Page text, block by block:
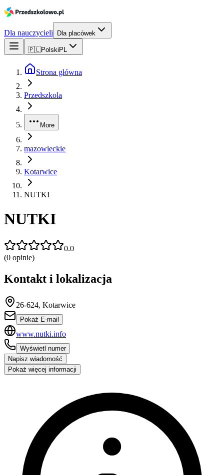
Dla nauczycieli Dla placówek
🇵🇱Polski PL
Strona główna
Przedszkola
More
mazowieckie
Kotarwice
NUTKI
NUTKI
0.0
(0 opinie)
Kontakt i lokalizacja
26-624, Kotarwice
Pokaż E-mail
www.nutki.info
Wyświetl numer
Napisz wiadomość
Pokaż więcej informacji